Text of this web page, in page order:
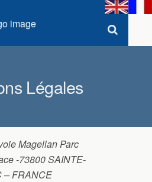
Légales
Magellan Parc
-73800 SAINTE-
– FRANCE